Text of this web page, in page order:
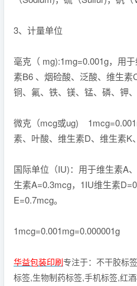
3、计量单位
毫克（ mg):1mg=0.001g，用
素B6 、烟硷酸、泛酸、维生素
铜、氟、铁、镁、锰、磷、钾、
微克（mcg或ug)
素、叶酸、维生素D、维生素K
国际单位（IU)：用于维生素A
生素A=0.3mcg，1IU维生素
E=0.7mcg。
1mcg=0.001mg=0.000001g
华益包装印刷专注于：不干胶标
标签,生物制药标签,手机标签,红